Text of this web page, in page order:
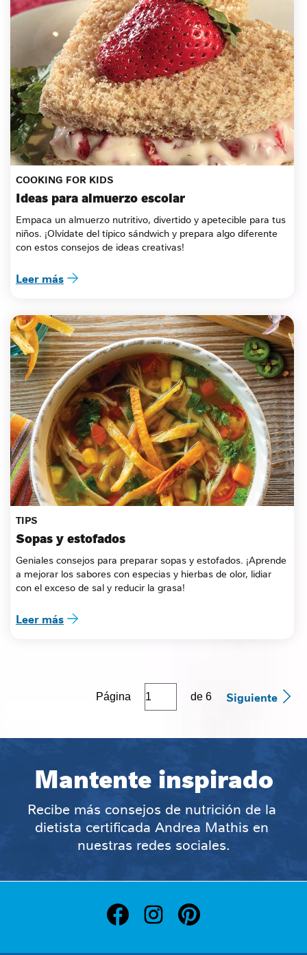
COOKING FOR KIDS
Ideas para almuerzo escolar
Empaca un almuerzo nutritivo, divertido y apetecible para tus
niños. ¡Olvídate del típico sándwich y prepara algo diferente
con estos consejos de ideas creativas!
Leer más
TIPS
Sopas y estofados
Geniales consejos para preparar sopas y estofados. ¡Aprende
a mejorar los sabores con especias y hierbas de olor, lidiar
con el exceso de sal y reducir la grasa!
Leer más
Página de 6 Siguiente
Mantente inspirado
Recibe más consejos de nutrición de la
dietista certificada Andrea Mathis en
nuestras redes sociales.